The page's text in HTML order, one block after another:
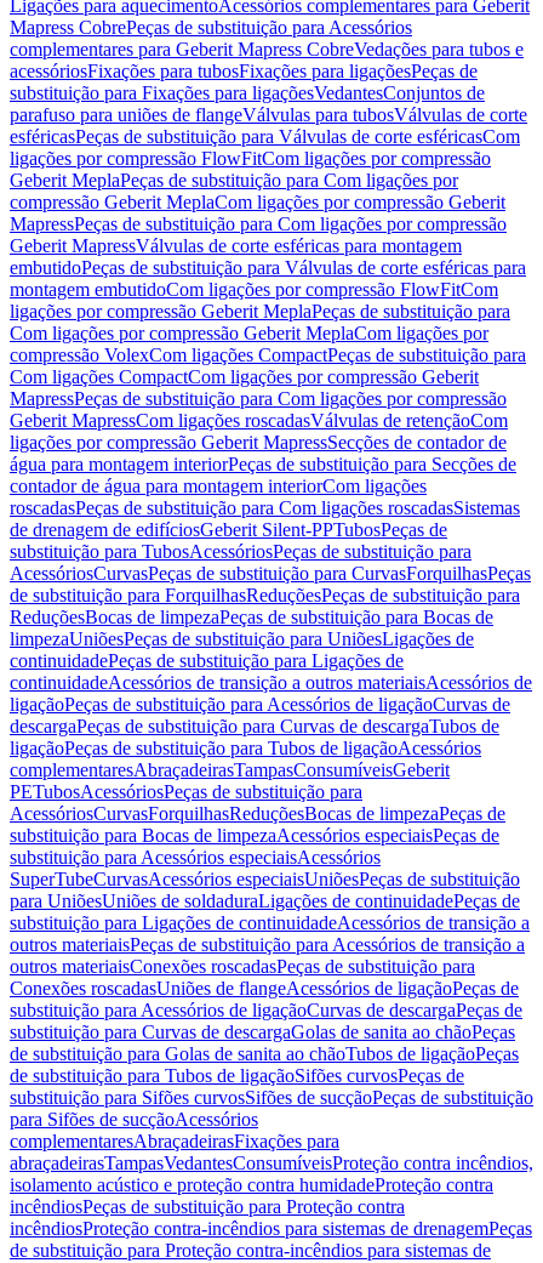
Ligações para aquecimentoAcessórios complementares para Geberit
Mapress CobrePeças de substituição para Acessórios
complementares para Geberit Mapress CobreVedações para tubos e
acessóriosFixações para tubosFixações para ligaçõesPeças de
substituição para Fixações para ligaçõesVedantesConjuntos de
parafuso para uniões de flangeVálvulas para tubosVálvulas de corte
esféricasPeças de substituição para Válvulas de corte esféricasCom
ligações por compressão FlowFitCom ligações por compressão
Geberit MeplaPeças de substituição para Com ligações por
compressão Geberit MeplaCom ligações por compressão Geberit
MapressPeças de substituição para Com ligações por compressão
Geberit MapressVálvulas de corte esféricas para montagem
embutidoPeças de substituição para Válvulas de corte esféricas para
montagem embutidoCom ligações por compressão FlowFitCom
ligações por compressão Geberit MeplaPeças de substituição para
Com ligações por compressão Geberit MeplaCom ligações por
compressão VolexCom ligações CompactPeças de substituição para
Com ligações CompactCom ligações por compressão Geberit
MapressPeças de substituição para Com ligações por compressão
Geberit MapressCom ligações roscadasVálvulas de retençãoCom
ligações por compressão Geberit MapressSecções de contador de
água para montagem interiorPeças de substituição para Secções de
contador de água para montagem interiorCom ligações
roscadasPeças de substituição para Com ligações roscadasSistemas
de drenagem de edifíciosGeberit Silent-PPTubosPeças de
substituição para TubosAcessóriosPeças de substituição para
AcessóriosCurvasPeças de substituição para CurvasForquilhasPeças
de substituição para ForquilhasReduçõesPeças de substituição para
ReduçõesBocas de limpezaPeças de substituição para Bocas de
limpezaUniõesPeças de substituição para UniõesLigações de
continuidadePeças de substituição para Ligações de
continuidadeAcessórios de transição a outros materiaisAcessórios de
ligaçãoPeças de substituição para Acessórios de ligaçãoCurvas de
descargaPeças de substituição para Curvas de descargaTubos de
ligaçãoPeças de substituição para Tubos de ligaçãoAcessórios
complementaresAbraçadeirasTampasConsumíveisGeberit
PETubosAcessóriosPeças de substituição para
AcessóriosCurvasForquilhasReduçõesBocas de limpezaPeças de
substituição para Bocas de limpezaAcessórios especiaisPeças de
substituição para Acessórios especiaisAcessórios
SuperTubeCurvasAcessórios especiaisUniõesPeças de substituição
para UniõesUniões de soldaduraLigações de continuidadePeças de
substituição para Ligações de continuidadeAcessórios de transição a
outros materiaisPeças de substituição para Acessórios de transição a
outros materiaisConexões roscadasPeças de substituição para
Conexões roscadasUniões de flangeAcessórios de ligaçãoPeças de
substituição para Acessórios de ligaçãoCurvas de descargaPeças de
substituição para Curvas de descargaGolas de sanita ao chãoPeças
de substituição para Golas de sanita ao chãoTubos de ligaçãoPeças
de substituição para Tubos de ligaçãoSifões curvosPeças de
substituição para Sifões curvosSifões de sucçãoPeças de substituição
para Sifões de sucçãoAcessórios
complementaresAbraçadeirasFixações para
abraçadeirasTampasVedantesConsumíveisProteção contra incêndios,
isolamento acústico e proteção contra humidadeProteção contra
incêndiosPeças de substituição para Proteção contra
incêndiosProteção contra-incêndios para sistemas de drenagemPeças
de substituição para Proteção contra-incêndios para sistemas de